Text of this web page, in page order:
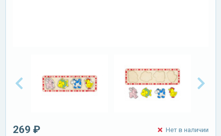
269 ₽ Нет в наличии